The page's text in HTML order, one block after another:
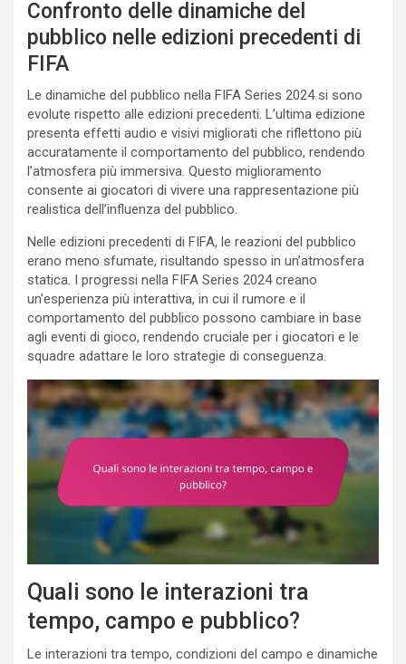
Confronto delle dinamiche del
pubblico nelle edizioni precedenti di
FIFA
Le dinamiche del pubblico nella FIFA Series 2024 si sono
evolute rispetto alle edizioni precedenti. L’ultima edizione
presenta effetti audio e visivi migliorati che riflettono più
accuratamente il comportamento del pubblico, rendendo
l’atmosfera più immersiva. Questo miglioramento
consente ai giocatori di vivere una rappresentazione più
realistica dell’influenza del pubblico.
Nelle edizioni precedenti di FIFA, le reazioni del pubblico
erano meno sfumate, risultando spesso in un’atmosfera
statica. I progressi nella FIFA Series 2024 creano
un’esperienza più interattiva, in cui il rumore e il
comportamento del pubblico possono cambiare in base
agli eventi di gioco, rendendo cruciale per i giocatori e le
squadre adattare le loro strategie di conseguenza.
Quali sono le interazioni tra
tempo, campo e pubblico?
Le interazioni tra tempo, condizioni del campo e dinamiche